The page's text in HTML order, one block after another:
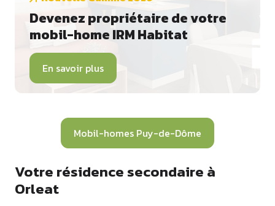
Devenez propriétaire de votre
mobil-home IRM Habitat
En savoir plus
Mobil-homes Puy-de-Dôme
Votre résidence secondaire à
Orleat